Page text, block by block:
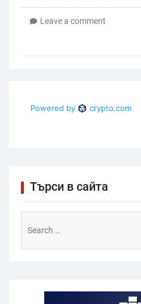
Leave a comment
Търси в сайта
for: